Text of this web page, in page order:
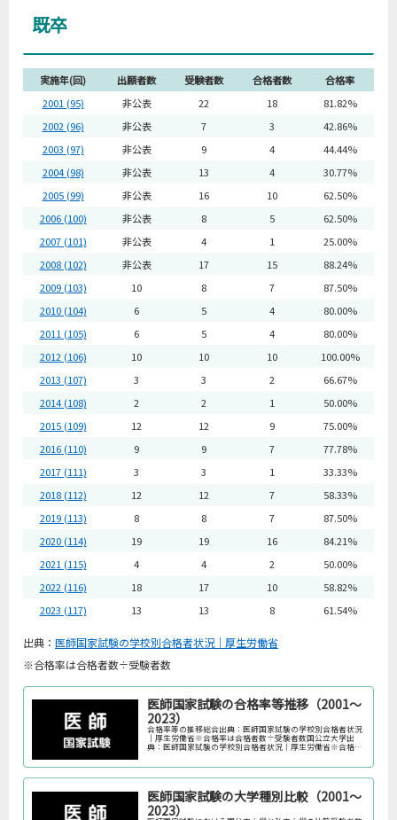
既卒
実施年(回) 出願者数 受験者数 合格者数
合格率
2001 (95)
非公表 22 18
81.82%
2002 (96)
非公表 7 3
42.86%
2003 (97)
非公表 9 4
44.44%
2004 (98)
非公表 13 4
30.77%
2005 (99)
非公表 16 10
62.50%
2006 (100)
非公表 8 5
62.50%
2007 (101)
非公表 4 1
25.00%
2008 (102)
非公表 17 15
88.24%
2009 (103)
10 8 7
87.50%
2010 (104)
6 5 4
80.00%
2011 (105)
6 5 4
80.00%
2012 (106)
10 10 10
100.00%
2013 (107)
3 3 2
66.67%
2014 (108)
2 2 1
50.00%
2015 (109)
12 12 9
75.00%
2016 (110)
9 9 7
77.78%
2017 (111)
3 3 1
33.33%
2018 (112)
12 12 7
58.33%
2019 (113)
8 8 7
87.50%
2020 (114)
19 19 16
84.21%
2021 (115)
4 4 2
50.00%
2022 (116)
18 17 10
58.82%
2023 (117)
13 13 8 61.54%
出典： 医師国家試験の学校別合格者状況｜厚生労働省
※合格率は合格者数÷受験者数
医師国家試験の合格率等推移（2001～
2023）
合格率等の推移総合出典：医師国家試験の学校別合格者状況
｜厚生労働省※合格率は合格者数÷受験者数国公立大学出
典：医師国家試験の学校別合格者状況｜厚生労働省※合格率
典：医師国家試験の学校別合...
医師国家試験の大学種別比較（2001～
2023）